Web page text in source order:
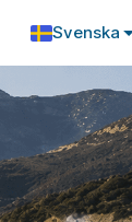
Svenska